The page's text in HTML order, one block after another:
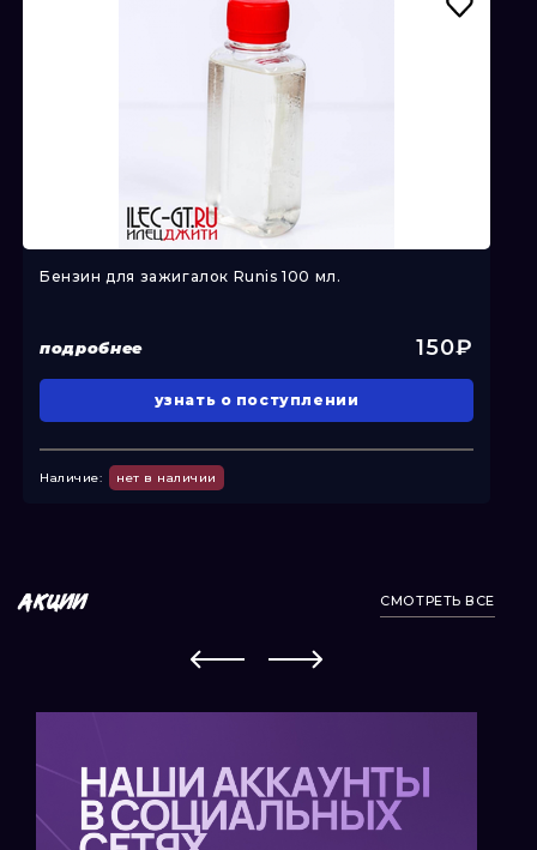
Бензин для зажигалок Runis 100 мл.
подробнее 150₽
узнать о поступлении
Наличие: нет в наличии
АКЦИИ СМОТРЕТЬ ВСЕ